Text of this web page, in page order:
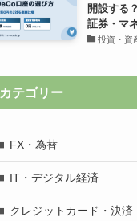
開設する
証券・マ
投資・資
カテゴリー
FX・為替
IT・デジタル経済
クレジットカード・決済